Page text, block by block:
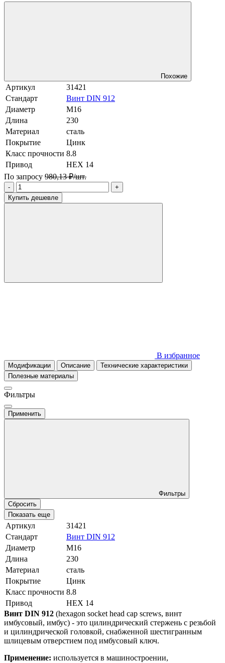
Похожие
Артикул
31421
Стандарт
Винт DIN 912
Диаметр
М16
Длина
230
Материал
сталь
Покрытие
Цинк
Класс прочности 8.8
Привод
HEX 14
По запросу 980,13 ₽/шт.
-
+
Купить дешевле
В избранное
Модификации Описание
Технические характеристики
Полезные материалы
Фильтры
Применить
Фильтры
Сбросить
Показать еще
Артикул
31421
Стандарт
Винт DIN 912
Диаметр
М16
Длина
230
Материал
сталь
Покрытие
Цинк
Класс прочности 8.8
Привод
HEX 14
Винт DIN 912 (hexagon socket head cap screws, винт
имбусовый, имбус) - это цилиндрический стержень с резьбой
и цилиндрической головкой, снабженной шестигранным
шлицевым отверстием под имбусовый ключ.
Применение: используется в машиностроении,